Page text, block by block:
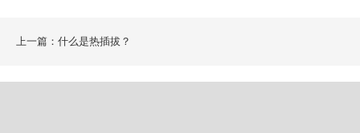
上一篇：什么是热插拔？